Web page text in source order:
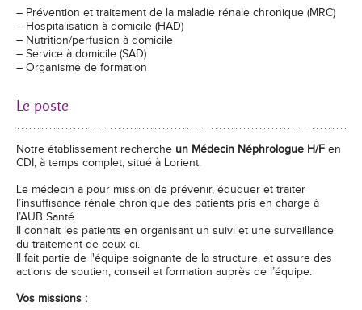
– Prévention et traitement de la maladie rénale chronique (MRC)
– Hospitalisation à domicile (HAD)
– Nutrition/perfusion à domicile
– Service à domicile (SAD)
– Organisme de formation
Le poste
Notre établissement recherche un Médecin Néphrologue H/F en
CDI, à temps complet, situé à Lorient.
Le médecin a pour mission de prévenir, éduquer et traiter
l’insuffisance rénale chronique des patients pris en charge à
l’AUB Santé.
Il connait les patients en organisant un suivi et une surveillance
du traitement de ceux-ci.
Il fait partie de l'équipe soignante de la structure, et assure des
actions de soutien, conseil et formation auprès de l’équipe.
Vos missions :